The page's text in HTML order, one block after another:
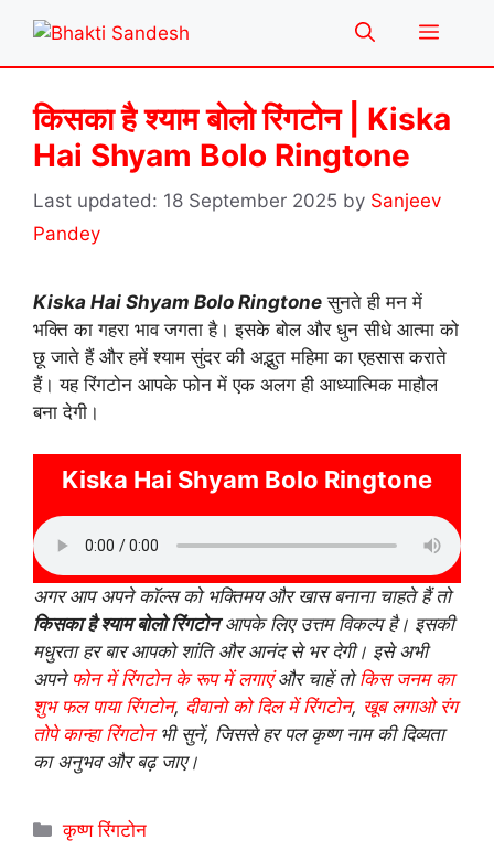
content
Menu
किसका है श्याम बोलो रिंगटोन | Kiska
Hai Shyam Bolo Ringtone
18 September 2025 by Sanjeev
Pandey
Kiska Hai Shyam Bolo Ringtone सुनते ही मन में
भक्ति का गहरा भाव जगता है। इसके बोल और धुन सीधे आत्मा को
छू जाते हैं और हमें श्याम सुंदर की अद्भुत महिमा का एहसास कराते
हैं। यह रिंगटोन आपके फोन में एक अलग ही आध्यात्मिक माहौल
बना देगी।
Kiska Hai Shyam Bolo Ringtone
अगर आप अपने कॉल्स को भक्तिमय और खास बनाना चाहते हैं तो
किसका है श्याम बोलो रिंगटोनआपके लिए उत्तम विकल्प है। इसकी
मधुरता हर बार आपको शांति और आनंद से भर देगी। इसे अभी
अपने फोन में रिंगटोन के रूप में लगाएंऔर चाहें तोकिस जनम का
शुभ फल पाया रिंगटोन, दीवानो को दिल में रिंगटोन, खूब लगाओ रंग
तोपे कान्हा रिंगटोनभी सुनें, जिससे हर पल कृष्ण नाम की दिव्यता
का अनुभव और बढ़ जाए।
Categories
कृष्ण रिंगटोन